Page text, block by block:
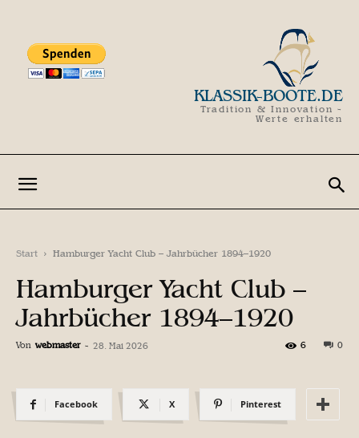
KLASSIK-BOOTE.DE
Tradition & Innovation -
Werte erhalten
Start Hamburger Yacht Club – Jahrbücher 1894–1920
Hamburger Yacht Club –
Jahrbücher 1894–1920
Von webmaster - 28. Mai 2026 0
6
Facebook X Pinterest